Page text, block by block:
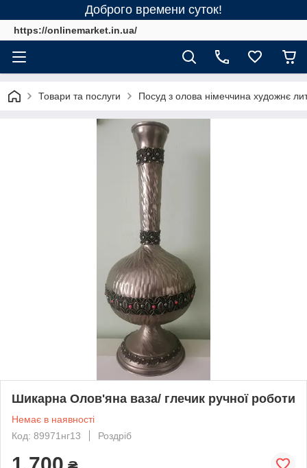
Доброго времени суток!
https://onlinemarket.in.ua/
Товари та послуги Посуд з олова німеччина художнє
Шикарна Олов'яна ваза/ глечик ручної роботи
Немає в наявності
Код: 89971нг13
Роздріб